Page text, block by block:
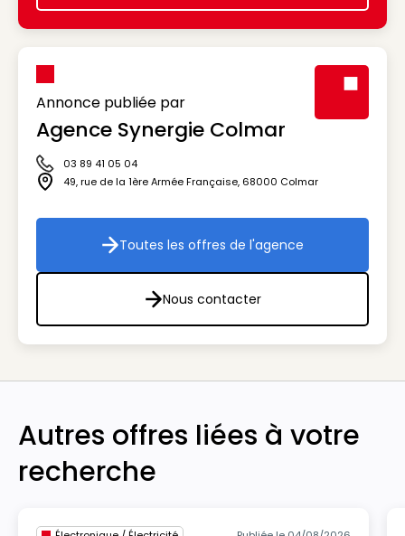
Annonce publiée par
Agence Synergie Colmar
Icône téléphone
03 89 41 05 04
Icône adresse
49, rue de la 1ère Armée Française, 68000 Colmar
Toutes les offres de l'agence
Toutes les offres de l'agence
Nous contacter
Nous contacter
Autres offres liées à votre
recherche